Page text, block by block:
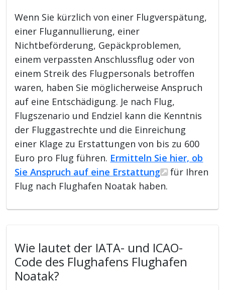
Wenn Sie kürzlich von einer Flugverspätung,
einer Flugannullierung, einer
Nichtbeförderung, Gepäckproblemen,
einem verpassten Anschlussflug oder von
einem Streik des Flugpersonals betroffen
waren, haben Sie möglicherweise Anspruch
auf eine Entschädigung. Je nach Flug,
Flugszenario und Endziel kann die Kenntnis
der Fluggastrechte und die Einreichung
einer Klage zu Erstattungen von bis zu 600
Euro pro Flug führen. Ermitteln Sie hier, ob
Sie Anspruch auf eine Erstattung
für Ihren
Flug nach Flughafen Noatak haben.
Wie lautet der IATA- und ICAO-
Code des Flughafens Flughafen
Noatak?